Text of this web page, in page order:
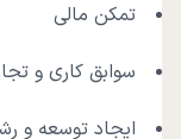
تمکن مالی
سوابق کاری و
ایجاد توسعه و